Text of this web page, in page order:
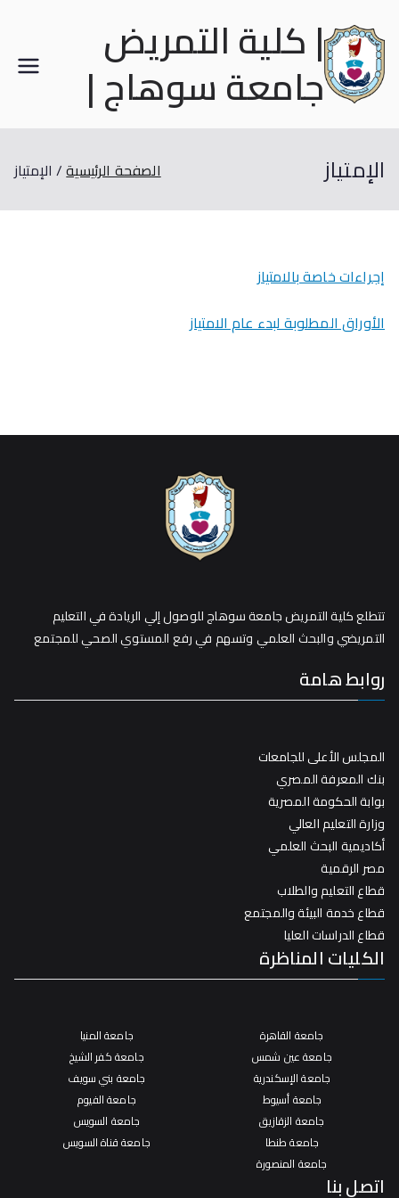
| كلية التمريض
جامعة سوهاج |
الإمتياز الصفحة الرئيسية الإمتياز
إجراءات خاصة بالامتياز
الأوراق المطلوبة لبدء عام الامتياز
تتطلع كلية التمريض جامعة سوهاج للوصول إلي الريادة في التعليم
التمريضي والبحث العلمي وتسهم في رفع المستوي الصحي للمجتمع
روابط هامة
المجلس الأعلى للجامعات
بنك المعرفة المصري
بوابة الحكومة المصرية
وزارة التعليم العالي
أكاديمية البحث العلمي
مصر الرقمية
قطاع التعليم والطلاب
قطاع خدمة البيئة والمجتمع
قطاع الدراسات العليا
الكليات المناظرة
جامعة القاهرة
جامعة عين شمس
جامعة الإسكندرية
جامعة أسيوط
جامعة الزقازيق
جامعة طنطا
جامعة المنصورة
جامعة المنيا
جامعة كفر الشيخ
جامعة بني سويف
جامعة الفيوم
جامعة السويس
جامعة قناة السويس
اتصل بنا